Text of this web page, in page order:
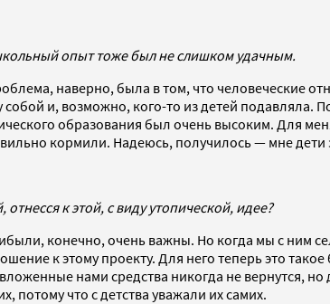
опыт тоже был не слишком удачным.
наверно, была в том, что человеческие
и, возможно, кого-то из детей подавляла.
образования был очень высоким. Для
кормили. Надеюсь, получилось — мне дети
к этой, с виду утопической, идее?
конечно, очень важны. Но когда мы с ним
к этому проекту. Для него теперь это
нами средства никогда не вернутся,
потому что с детства уважали их самих.